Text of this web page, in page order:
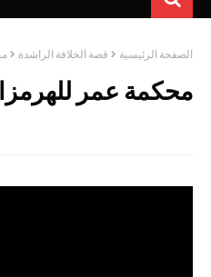
الصفحة الرئيسية قصة الخلافة الراشدة
محكمة عمر